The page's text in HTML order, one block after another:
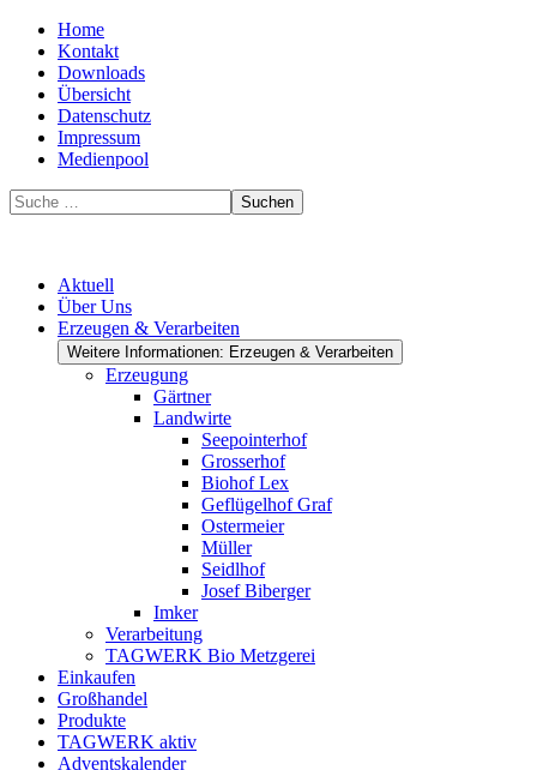
Home
Kontakt
Downloads
Übersicht
Datenschutz
Impressum
Medienpool
Suchen
Aktuell
Über Uns
Erzeugen & Verarbeiten
Weitere Informationen: Erzeugen & Verarbeiten
Erzeugung
Gärtner
Landwirte
Seepointerhof
Grosserhof
Biohof Lex
Geflügelhof Graf
Ostermeier
Müller
Seidlhof
Josef Biberger
Imker
Verarbeitung
TAGWERK Bio Metzgerei
Einkaufen
Großhandel
Produkte
TAGWERK aktiv
Adventskalender